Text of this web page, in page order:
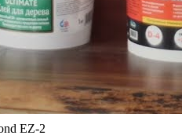
EZ-2